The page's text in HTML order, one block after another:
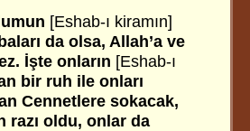
[Eshab-ı kiramın]
da olsa, Allah’a ve
İşte onların [Eshab-ı
bir ruh ile onları
Cennetlere sokacak,
razı oldu, onlar da